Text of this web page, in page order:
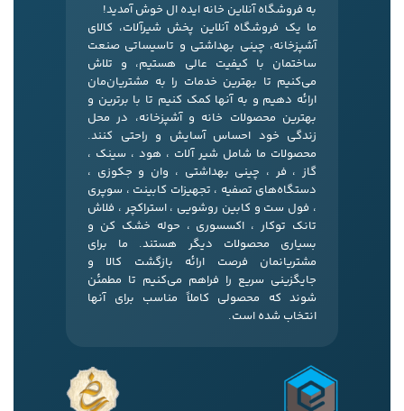
به فروشگاه آنلاین خانه ایده ال خوش آمدید!
ما یک فروشگاه آنلاین پخش شیرآلات، کالای
آشپزخانه، چینی بهداشتی و تاسیساتی صنعت
ساختمان با کیفیت عالی هستیم، و تلاش
می‌کنیم تا بهترین خدمات را به مشتریان‌مان
ارائه دهیم و به آنها کمک کنیم تا با برترین و
بهترین محصولات خانه و آشپزخانه، در محل
زندگی خود احساس آسایش و راحتی کنند.
محصولات ما شامل شیر آلات ، هود ، سینک ،
گاز ، فر ، چینی بهداشتی ، وان و جکوزی ،
دستگاه‌های تصفیه ، تجهیزات کابینت ، سوپری
، فول ست و کابین روشویی ، استراکچر ، فلاش
تانک توکار ، اکسسوری ، حوله خشک کن و
بسیاری محصولات دیگر هستند. ما برای
مشتریانمان فرصت ارائه بازگشت کالا و
جایگزینی سریع را فراهم می‌کنیم تا مطمئن
شوند که محصولی کاملاً مناسب برای آنها
انتخاب شده است.